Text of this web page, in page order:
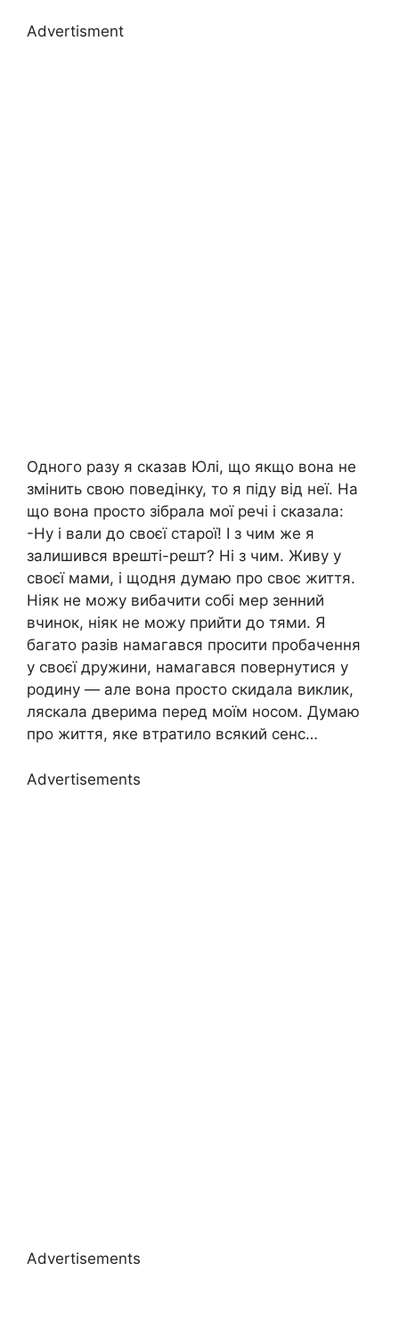
Advertisment
Одного разу я сказав Юлі, що якщо вона не
змінить свою поведінку, то я піду від неї. На
що вона просто зібрала мої речі і сказала:
-Ну і вали до своєї старої! І з чим же я
залишився врешті-решт? Ні з чим. Живу у
своєї мами, і щодня думаю про своє життя.
Ніяк не можу вибачити собі мер зенний
вчинок, ніяк не можу прийти до тями. Я
багато разів намагався просити пробачення
у своєї дружини, намагався повернутися у
родину — але вона просто скидала виклик,
ляскала дверима перед моїм носом. Думаю
про життя, яке втратило всякий сенс…
Advertisements
Advertisements